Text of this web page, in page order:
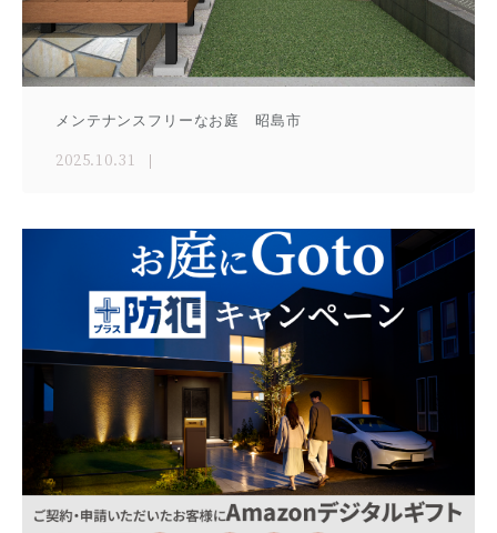
メンテナンスフリーなお庭 昭島市
2025.10.31